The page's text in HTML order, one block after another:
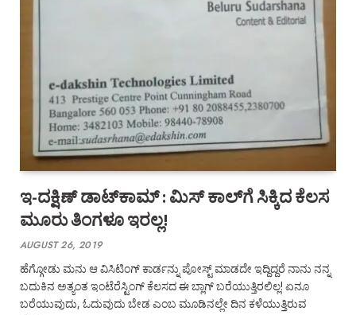
ಇ-ದಕ್ಷಿಣ್ ಡಾಟ್‌ಕಾಮ್‌ : ಮಿಸ್ ಕಾಲ್‌ಗೆ ಸಿಕ್ಕಿದ ಕೆಲಸ
ಮೂರು ತಿಂಗಳೂ ಇರಲ್ಲ!
AUGUST 26, 2019
ಹೆಗ್ಗೋಡು ಮನು ಆ ವಿಸಿಟಿಂಗ್‌ ಕಾರ್ಡನ್ನು ಪೋಸ್ಟ್‌ ಮಾಡದೇ ಇದ್ದಿದ್ದರೆ ನಾನು ನನ್ನ
ಬದುಕಿನ ಅತ್ಯಂತ ಇಂಟೆರೆಸ್ಟಿಂಗ್‌ ಕೆಲಸದ ಈ ಬ್ಲಾಗ್‌ ಬರೆಯುತ್ತಿರಲಿಲ್ಲ! ಏನೂ
ಬರೆಯುವುದು, ಓದುವುದು ಬೇಡ ಎಂಬ ಮೂಡಿನಲ್ಲೇ ದಿನ ಕಳೆಯುತ್ತಿರುವ